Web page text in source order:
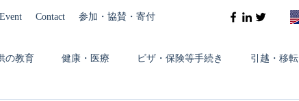
Contact 参加・協賛・寄付
の教育 健康・医療 ビザ・保険等手続き 引越・移転